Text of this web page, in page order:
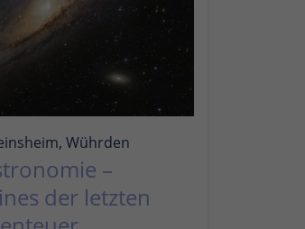
Wührden
–
der letzten